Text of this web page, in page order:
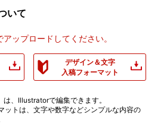
いて
ップロードしてください。
デザイン＆文字
入稿フォーマット
は、Illustratorで編集できます。
ットは、文字や数字などシンプルな内容の